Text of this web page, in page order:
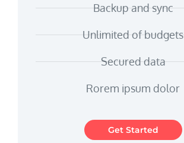
Backup and sync
Unlimited of budgets
Secured data
Rorem ipsum dolor
Get Started